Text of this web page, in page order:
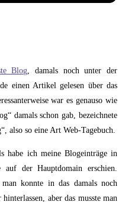
Blog , damals noch unter der
einen Artikel gelesen über das
war es genauso wie
damals schon gab, bezeichnete
also so eine Art Web-Tagebuch.
habe ich meine Blogeinträge in
der Hauptdomain erschien.
konnte in das damals noch
aber das musste man